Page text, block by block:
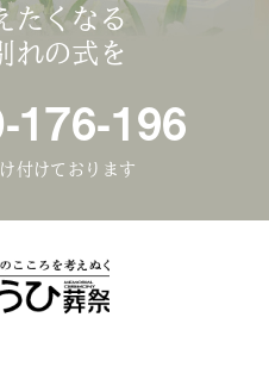
たくなる
れの式を
176-196
付けております